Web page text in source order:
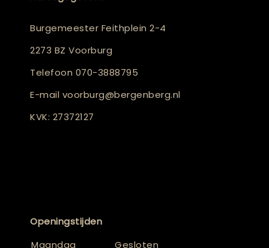
Burgemeester Feithplein 2-4
2273 BZ Voorburg
Telefoon 070-3888795
E-mail voorburg@bergenberg.nl
KVK: 27372127
Openingstijden
Maandag
Gesloten